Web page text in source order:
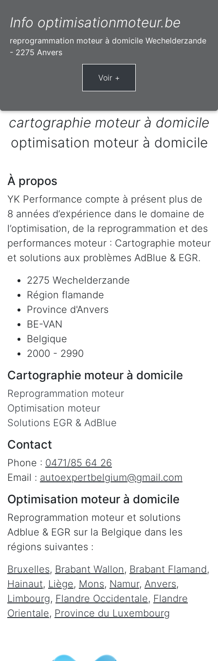
Info optimisationmoteur.be
reprogrammation moteur à domicile Wechelderzande
- 2275 Anvers
cartographie moteur à domicile
optimisation moteur à domicile
À propos
YK Performance compte à présent plus de
8 années d’expérience dans le domaine de
l’optimisation, de la reprogrammation et des
performances moteur : Cartographie moteur
et solutions aux problèmes AdBlue & EGR.
2275 Wechelderzande
Région flamande
Province d'Anvers
BE-VAN
Belgique
2000 - 2990
Cartographie moteur à domicile
Reprogrammation moteur
Optimisation moteur
Solutions EGR & AdBlue
Contact
Phone : 0471/85 64 26
Email : autoexpertbelgium@gmail.com
Optimisation moteur à domicile
Reprogrammation moteur et solutions
Adblue & EGR sur la Belgique dans les
régions suivantes :
Bruxelles, Brabant Wallon, Brabant Flamand,
Hainaut, Liège, Mons, Namur, Anvers,
Limbourg, Flandre Occidentale, Flandre
Orientale, Province du Luxembourg